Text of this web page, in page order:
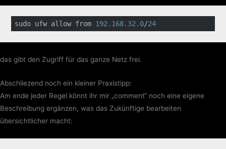
sudo ufw allow from 192.168.32.0/24
das gibt den Zugriff für das ganze Netz frei.
Abschliezend noch ein kleiner Praxistipp:
Am ende jeder Regel könnt ihr mir „comment“ noch eine eigene
Beschreibung ergänzen, was das Zukünftige bearbeiten
übersichtlicher macht: